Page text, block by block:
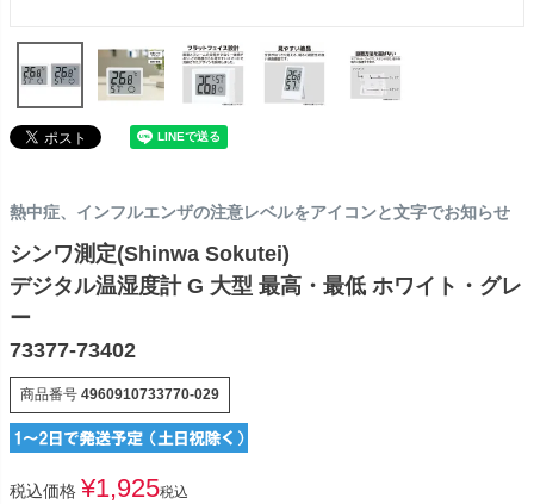
熱中症、インフルエンザの注意レベルをアイコンと文字でお知らせ
シンワ測定(Shinwa Sokutei)
デジタル温湿度計 G 大型 最高・最低 ホワイト・グレ
ー
73377-73402
商品番号 4960910733770-029
税込価格 ¥1,925税込